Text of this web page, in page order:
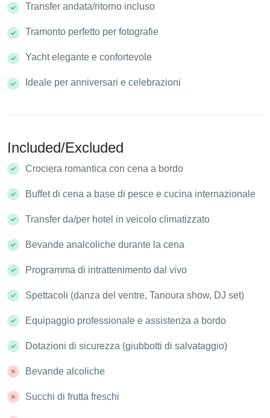
Transfer andata/ritorno incluso
Tramonto perfetto per fotografie
Yacht elegante e confortevole
Ideale per anniversari e celebrazioni
Included/Excluded
Crociera romantica con cena a bordo
Buffet di cena a base di pesce e cucina internazionale
Transfer da/per hotel in veicolo climatizzato
Bevande analcoliche durante la cena
Programma di intrattenimento dal vivo
Spettacoli (danza del ventre, Tanoura show, DJ set)
Equipaggio professionale e assistenza a bordo
Dotazioni di sicurezza (giubbotti di salvataggio)
Bevande alcoliche
Succhi di frutta freschi